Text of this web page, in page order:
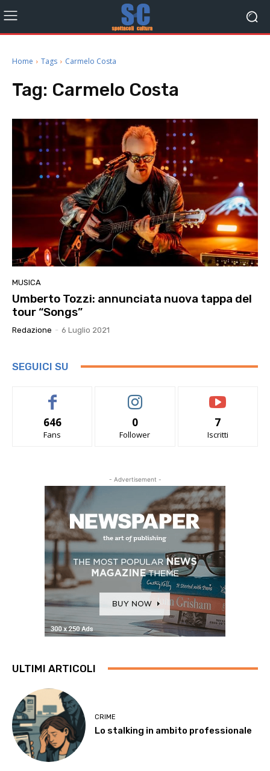
Home Tags Carmelo Costa
Tag: Carmelo Costa
MUSICA
Umberto Tozzi: annunciata nuova tappa del
tour “Songs”
Redazione - 6 Luglio 2021
SEGUICI SU
646
Fans
0
Follower
7
Iscritti
- Advertisement -
ULTIMI ARTICOLI
CRIME
Lo stalking in ambito professionale